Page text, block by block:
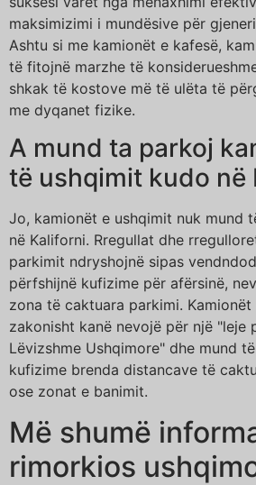
maksimizimi i mundësive për
Ashtu si me kamionët e kafesë,
të fitojnë marzhe të
shkak të kostove më të ulëta të
me dyqanet fizike.
A mund ta parkoj
të ushqimit kudo në
Jo, kamionët e ushqimit nuk mund
në Kaliforni. Rregullat dhe
parkimit ndryshojnë sipas
përfshijnë kufizime për afërsinë,
zona të caktuara parkimi. Kamionët
zakonisht kanë nevojë për një "leje
Lëvizshme Ushqimore" dhe mund
kufizime brenda distancave të
ose zonat e banimit.
Më shumë
rimorkios